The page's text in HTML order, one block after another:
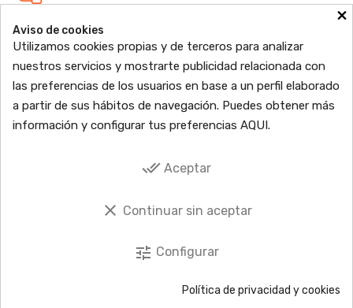
Farmacia Jordi Blanch
C/ Major, 1 - 43877
Ldo. Jordi Blanch Pastor
Nº de Colegiado: 870
Nº Autorización: F4300109
PRODUCTOS

INFORMACIÓN
×
Aviso de cookies
Utilizamos cookies propias y de terceros para analizar
nuestros servicios y mostrarte publicidad relacionada con
las preferencias de los usuarios en base a un perfil elaborado
a partir de sus hábitos de navegación. Puedes obtener más
información y configurar tus preferencias AQUI.
done_all Aceptar
clear Continuar sin aceptar
tune Configurar
Política de privacidad y cookies